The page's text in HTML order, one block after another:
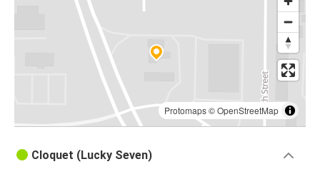
Protomaps©OpenStreetMap
Cloquet (Lucky Seven)